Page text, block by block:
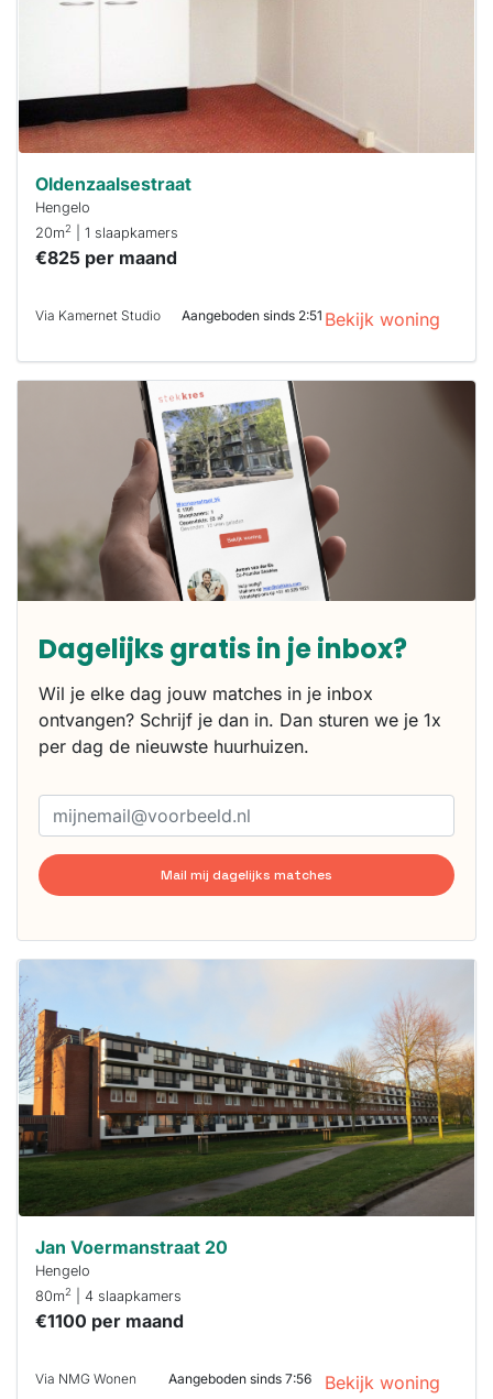
reageren.
Oldenzaalsestraat
Hengelo
20m2 | 1 slaapkamers
€825 per maand
Via Kamernet Studio Aangeboden sinds 2:51 Bekijk woning
Dagelijks gratis in je inbox?
Wil je elke dag jouw matches in je inbox
ontvangen? Schrijf je dan in. Dan sturen we je 1x
per dag de nieuwste huurhuizen.
Mail mij dagelijks matches
waarschijnlijk
al verhuurd
Om kans te
maken moet je
binnen 15
minuten
reageren.
Stekkies helpt
je hierbij!
Jan Voermanstraat 20
Hengelo
80m2 | 4 slaapkamers
€1100 per maand
Via NMG Wonen Aangeboden sinds 7:56 Bekijk woning